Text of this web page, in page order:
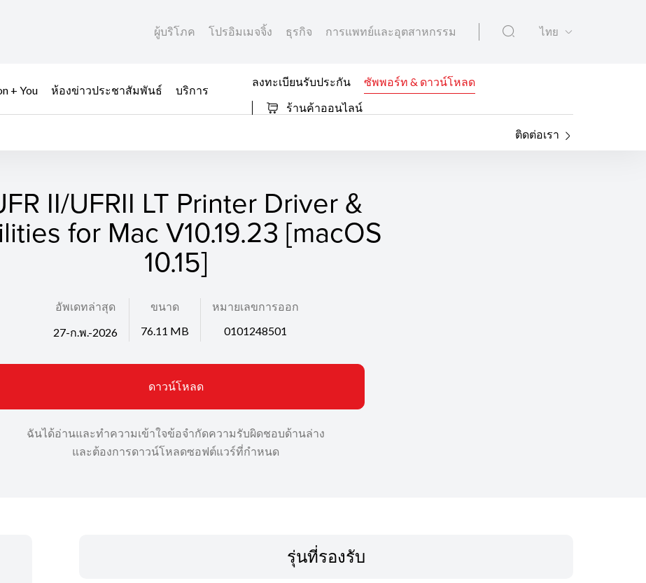
ผู้บริโภค โปรอิมเมจจิ้ง ธุรกิจ การแพทย์และอุตสาหกรรม ไทย
+ You ห้องข่าวประชาสัมพันธ์
บริการ
ลงทะเบียนรับประกัน
ซัพพอร์ท & ดาวน์โหลด
ร้านค้าออนไลน์
ติดต่อเรา
II/UFRII LT Printer Driver &
for Mac V10.19.23 [macOS
10.15]
อัพเดทล่าสุด
27-ก.พ.-2026
ขนาด
76.11 MB
หมายเลขการออก
0101248501
ดาวน์โหลด
ฉันได้อ่านและทำความเข้าใจข้อจำกัดความรับผิดชอบด้านล่าง
และต้องการดาวน์โหลดซอฟต์แวร์ที่กำหนด
รุ่นที่รองรับ